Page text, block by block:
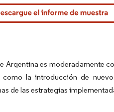
Argentina es moderadamente
la introducción de
de las estrategias